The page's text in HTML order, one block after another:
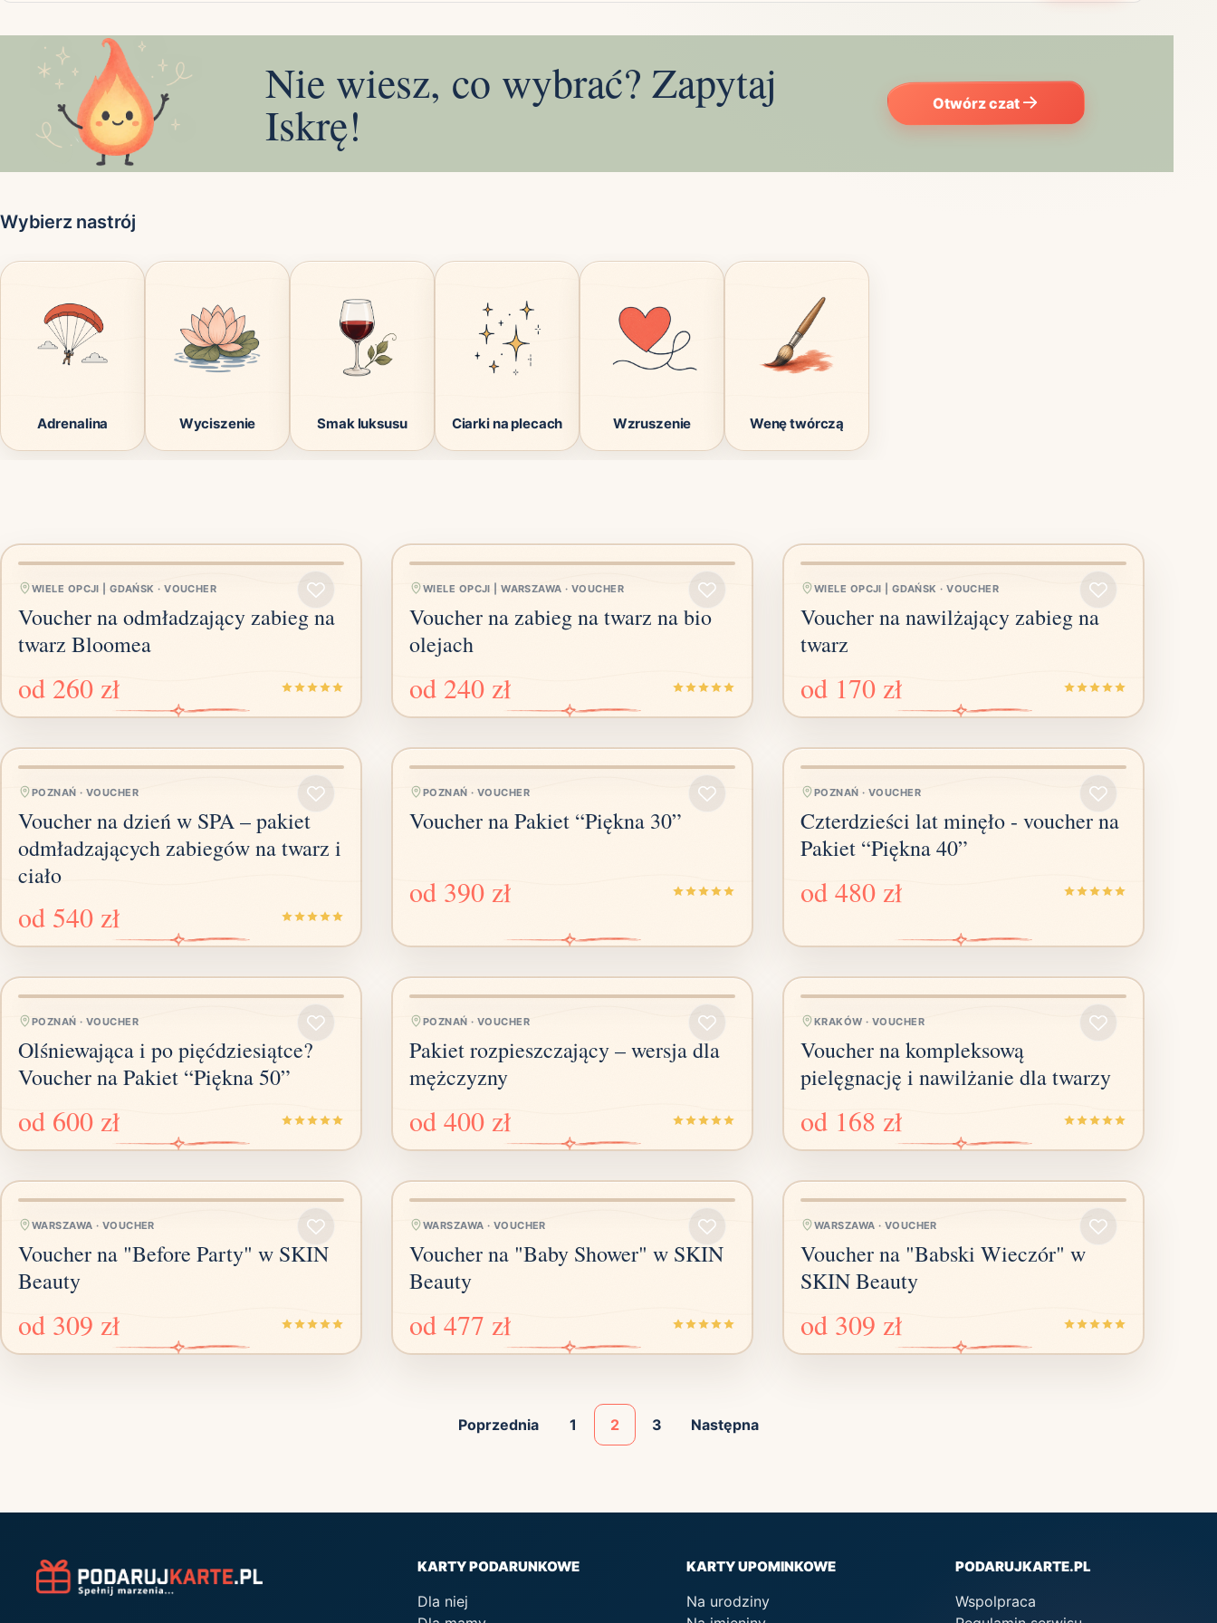
Nie wiesz, co wybrać? Zapytaj
Iskrę! Otwórz czat
Wybierz nastrój
Adrenalina Wyciszenie Smak luksusu Ciarki na plecach Wzruszenie Wenę twórczą
WIELE OPCJI | GDAŃSK ·VOUCHER
Voucher na odmładzający zabieg na
twarz Bloomea
od 260 zł
WIELE OPCJI | WARSZAWA ·VOUCHER
Voucher na zabieg na twarz na bio
olejach
od 240 zł
WIELE OPCJI | GDAŃSK ·VOUCHER
Voucher na nawilżający zabieg na
twarz
od 170 zł
POZNAŃ · VOUCHER
Voucher na dzień w SPA – pakiet
odmładzających zabiegów na twarz i
ciało
od 540 zł
POZNAŃ · VOUCHER
Voucher na Pakiet “Piękna 30”
od 390 zł
POZNAŃ · VOUCHER
Czterdzieści lat minęło - voucher na
Pakiet “Piękna 40”
od 480 zł
POZNAŃ · VOUCHER
Olśniewająca i po pięćdziesiątce?
Voucher na Pakiet “Piękna 50”
od 600 zł
POZNAŃ · VOUCHER
Pakiet rozpieszczający – wersja dla
mężczyzny
od 400 zł
KRAKÓW · VOUCHER
Voucher na kompleksową
pielęgnację i nawilżanie dla twarzy
od 168 zł
WARSZAWA · VOUCHER
Voucher na "Before Party" w SKIN
Beauty
od 309 zł
WARSZAWA · VOUCHER
Voucher na "Baby Shower" w SKIN
Beauty
od 477 zł
WARSZAWA · VOUCHER
Voucher na "Babski Wieczór" w
SKIN Beauty
od 309 zł
Poprzednia 1 2 3 Następna
KARTY PODARUNKOWE
Dla niej
KARTY UPOMINKOWE
Na urodziny
PODARUJKARTE.PL
Wspolpraca